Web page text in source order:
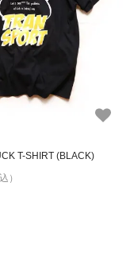
T-SHIRT (BLACK)
）